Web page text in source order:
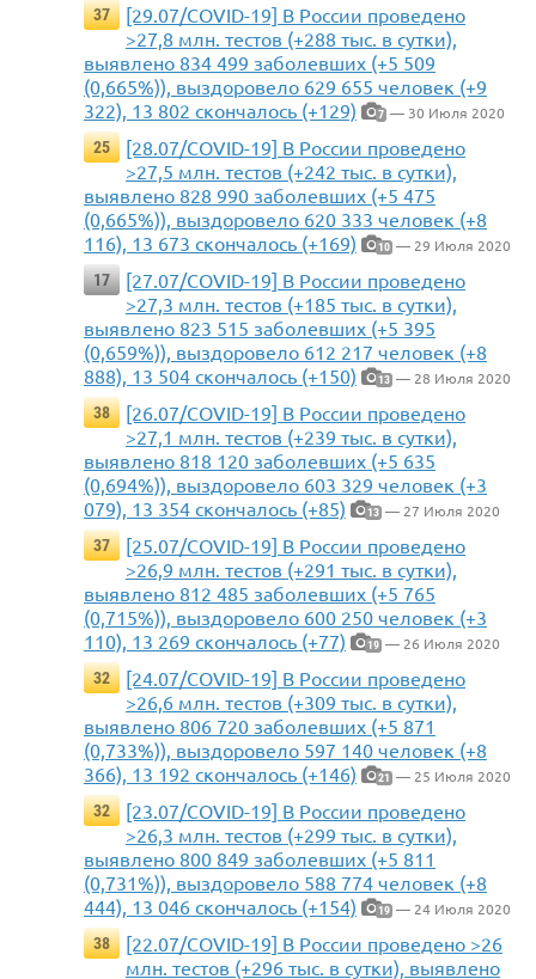
37
[29.07/COVID-19] В России проведено
>27,8 млн. тестов (+288 тыс. в сутки),
выявлено 834 499 заболевших (+5 509
(0,665%)), выздоровело 629 655 человек (+9
322), 13 802 скончалось (+129)
7 — 30 Июля 2020
25
[28.07/COVID-19] В России проведено
>27,5 млн. тестов (+242 тыс. в сутки),
выявлено 828 990 заболевших (+5 475
(0,665%)), выздоровело 620 333 человек (+8
116), 13 673 скончалось (+169)
10 — 29 Июля 2020
17
[27.07/COVID-19] В России проведено
>27,3 млн. тестов (+185 тыс. в сутки),
выявлено 823 515 заболевших (+5 395
(0,659%)), выздоровело 612 217 человек (+8
888), 13 504 скончалось (+150)
13 — 28 Июля 2020
38
[26.07/COVID-19] В России проведено
>27,1 млн. тестов (+239 тыс. в сутки),
выявлено 818 120 заболевших (+5 635
(0,694%)), выздоровело 603 329 человек (+3
079), 13 354 скончалось (+85)
13 — 27 Июля 2020
37
[25.07/COVID-19] В России проведено
>26,9 млн. тестов (+291 тыс. в сутки),
выявлено 812 485 заболевших (+5 765
(0,715%)), выздоровело 600 250 человек (+3
110), 13 269 скончалось (+77)
19 — 26 Июля 2020
32
[24.07/COVID-19] В России проведено
>26,6 млн. тестов (+309 тыс. в сутки),
выявлено 806 720 заболевших (+5 871
(0,733%)), выздоровело 597 140 человек (+8
366), 13 192 скончалось (+146)
21 — 25 Июля 2020
32
[23.07/COVID-19] В России проведено
>26,3 млн. тестов (+299 тыс. в сутки),
выявлено 800 849 заболевших (+5 811
(0,731%)), выздоровело 588 774 человек (+8
444), 13 046 скончалось (+154)
19 — 24 Июля 2020
38
[22.07/COVID-19] В России проведено >26
млн. тестов (+296 тыс. в сутки), выявлено